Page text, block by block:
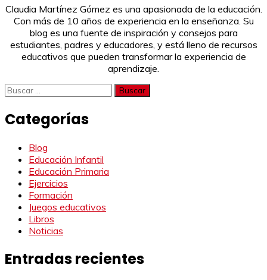
Claudia Martínez Gómez es una apasionada de la educación.
Con más de 10 años de experiencia en la enseñanza. Su
blog es una fuente de inspiración y consejos para
estudiantes, padres y educadores, y está lleno de recursos
educativos que pueden transformar la experiencia de
aprendizaje.
Buscar:
Categorías
Blog
Educación Infantil
Educación Primaria
Ejercicios
Formación
Juegos educativos
Libros
Noticias
Entradas recientes